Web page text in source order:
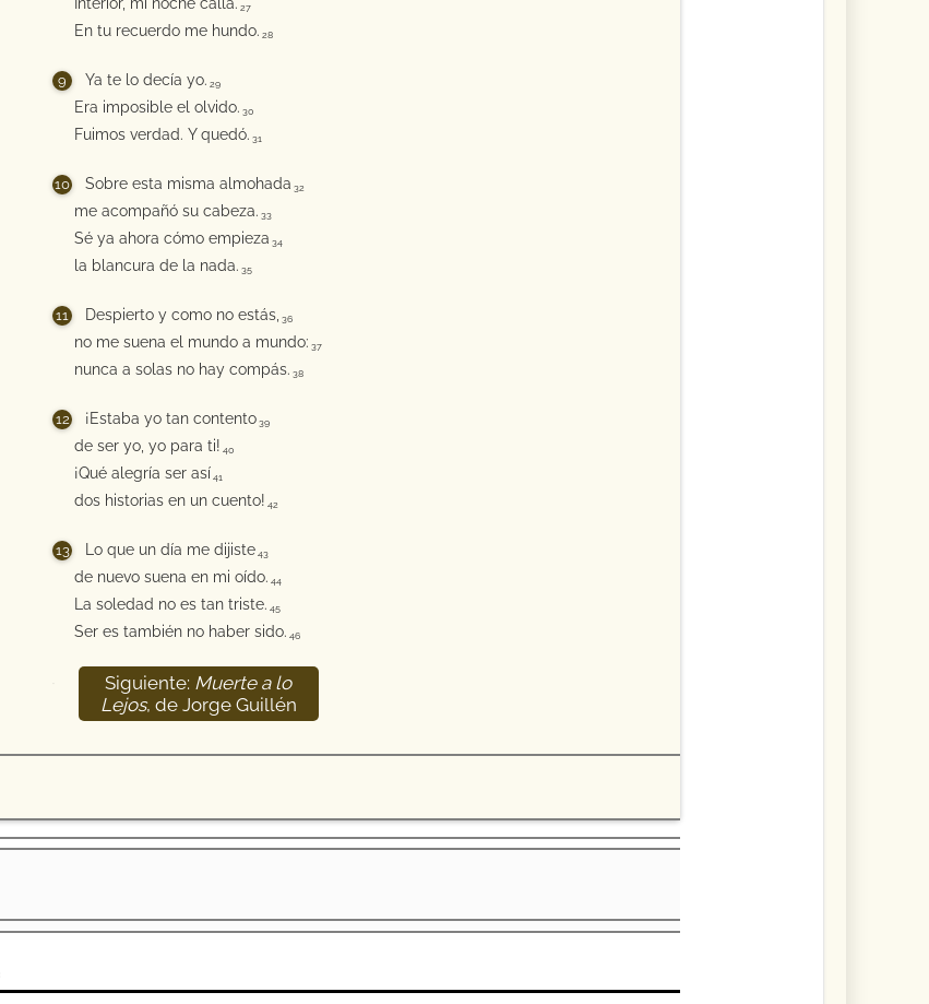
27
En tu recuerdo me hundo. 28
Ya te lo decía yo. 29
Era imposible el olvido. 30
Fuimos verdad. Y quedó. 31
Sobre esta misma almohada 32
me acompañó su cabeza. 33
Sé ya ahora cómo empieza 34
la blancura de la nada. 35
Despierto y como no estás, 36
no me suena el mundo a mundo: 37
nunca a solas no hay compás. 38
¡Estaba yo tan contento 39
de ser yo, yo para ti! 40
¡Qué alegría ser así 41
dos historias en un cuento! 42
Lo que un día me dijiste 43
de nuevo suena en mi oído. 44
La soledad no es tan triste. 45
Ser es también no haber sido. 46
Siguiente: Muerte a lo
Lejos, de Jorge Guillén